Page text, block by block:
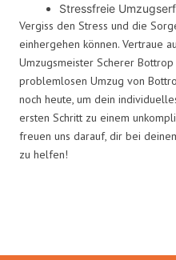
Stressfreie
Vergiss den Stress und die
einhergehen können. Vertraue
Umzugsmeister Scherer
problemlosen Umzug von
noch heute, um dein
ersten Schritt zu einem
freuen uns darauf, dir bei
zu helfen!